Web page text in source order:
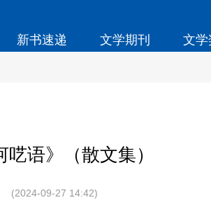
新书速递 文学期刊 文
呓语》（散文集）
(2024-09-27 14:42)